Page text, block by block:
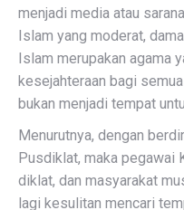
menjadi media atau
Islam yang moderat,
Islam merupakan agama
kesejahteraan bagi
bukan menjadi tempat
Menurutnya, dengan
Pusdiklat, maka pegawai
diklat, dan masyarakat
lagi kesulitan mencari